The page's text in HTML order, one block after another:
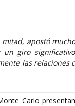
apostó
giro
las relaciones
Carlo